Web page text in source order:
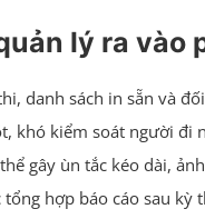
lý ra
danh sách in sẵn và
khó kiểm soát người
gây ùn tắc kéo dài,
hợp báo cáo sau